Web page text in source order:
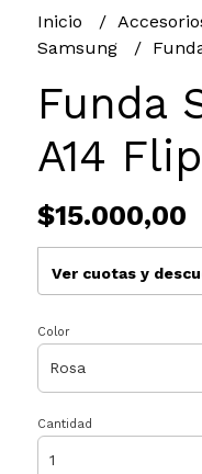
Inicio
Samsung
Funda
A14
$15.000,00
Ver cuotas y
Color
Cantidad